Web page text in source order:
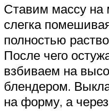
Ставим массу на
слегка
полностью
После чего
взбиваем на
блендером.
на форму, а